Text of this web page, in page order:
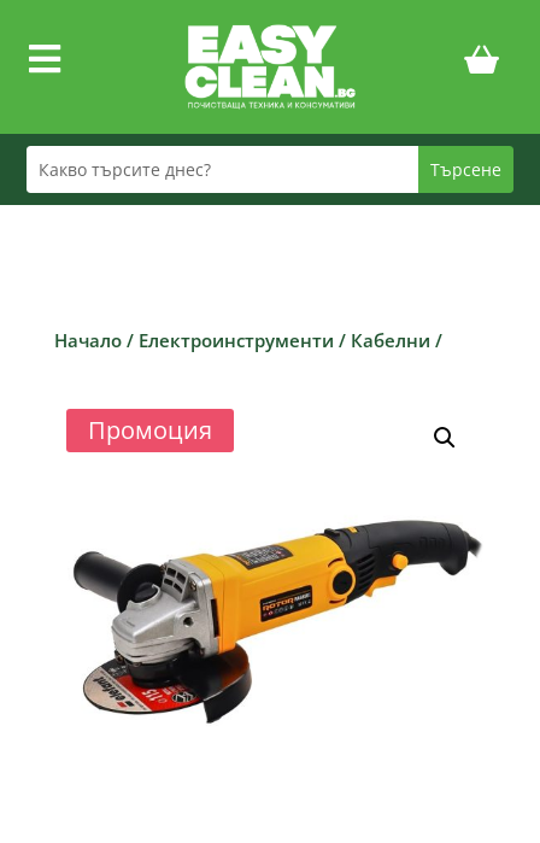

Начало/ Електроинструменти / Кабелни /
Промоция